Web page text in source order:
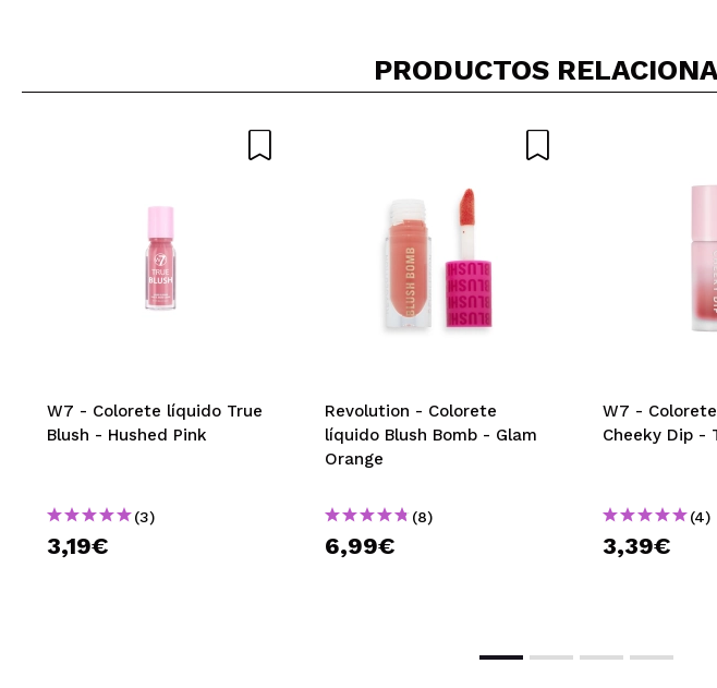
PRODUCTOS
W7 - Colorete líquido True
Blush - Hushed Pink
(3)
3,19€
Revolution - Colorete
líquido Blush Bomb - Glam
Orange
(8)
6,99€
W7 -
Cheeky Dip -
(4)
3,39€